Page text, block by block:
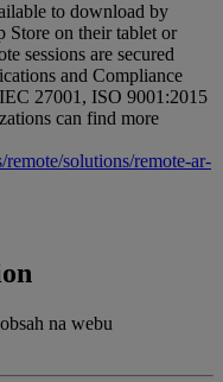
to download by
Store on their tablet or
sessions are secured
and Compliance
27001, ISO 9001:2015
can find more
solutions/remote-ar-
na webu